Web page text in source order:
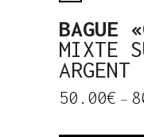
BAGUE
MIXTE
ARGENT
50.00€ –